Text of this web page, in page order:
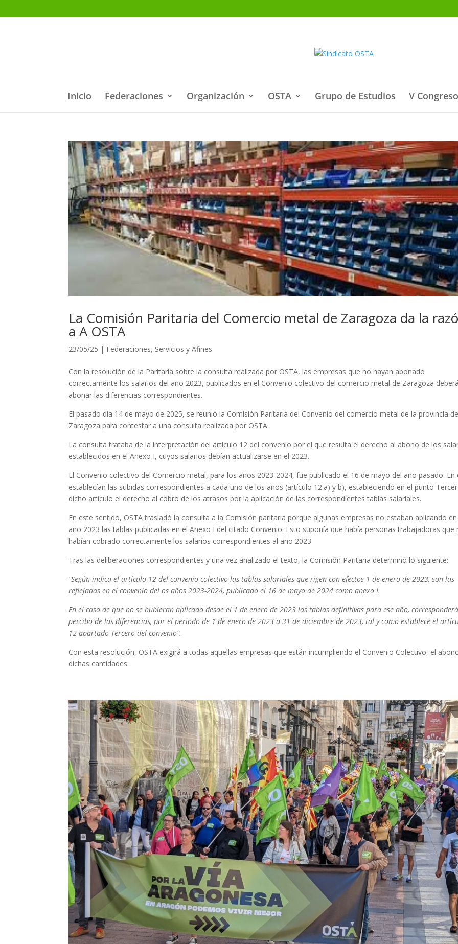
Inicio Federaciones Organización OSTA Grupo de Estudios V
La Comisión Paritaria del Comercio metal de Zaragoza da la
a A OSTA
23/05/25 | Federaciones, Servicios y Afines
Con la resolución de la Paritaria sobre la consulta realizada por OSTA, las empresas que no hayan abonado
correctamente los salarios del año 2023, publicados en el Convenio colectivo del comercio metal de Zaragoza
abonar las diferencias correspondientes.
El pasado día 14 de mayo de 2025, se reunió la Comisión Paritaria del Convenio del comercio metal de la provincia de
Zaragoza para contestar a una consulta realizada por OSTA.
La consulta trataba de la interpretación del artículo 12 del convenio por el que resulta el derecho al abono de los
establecidos en el Anexo I, cuyos salarios debían actualizarse en el 2023.
El Convenio colectivo del Comercio metal, para los años 2023-2024, fue publicado el 16 de mayo del año pasado. En
establecían las subidas correspondientes a cada uno de los años (artículo 12.a) y b), estableciendo en el punto
dicho artículo el derecho al cobro de los atrasos por la aplicación de las correspondientes tablas salariales.
En este sentido, OSTA trasladó la consulta a la Comisión paritaria porque algunas empresas no estaban aplicando en
año 2023 las tablas publicadas en el Anexo I del citado Convenio. Esto suponía que había personas trabajadoras que
habían cobrado correctamente los salarios correspondientes al año 2023
Tras las deliberaciones correspondientes y una vez analizado el texto, la Comisión Paritaria determinó lo siguiente:
“Según indica el artículo 12 del convenio colectivo las tablas salariales que rigen con efectos 1 de enero de 2023, son las
reflejadas en el convenio del os años 2023-2024, publicado el 16 de mayo de 2024 como anexo I.
En el caso de que no se hubieran aplicado desde el 1 de enero de 2023 las tablas definitivas para ese año,
percibo de las diferencias, por el periodo de 1 de enero de 2023 a 31 de diciembre de 2023, tal y como establece el
12 apartado Tercero del convenio”.
Con esta resolución, OSTA exigirá a todas aquellas empresas que están incumpliendo el Convenio Colectivo, el
dichas cantidades.